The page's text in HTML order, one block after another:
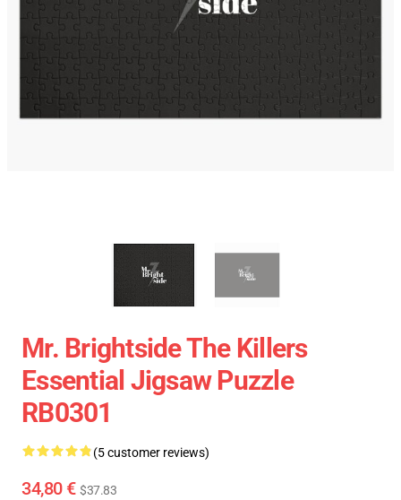
Mr. Brightside The Killers
Essential Jigsaw Puzzle
RB0301
(5 customer reviews)
34,80 € $37.83